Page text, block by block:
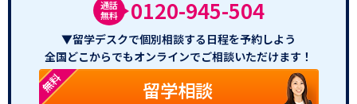
通話
無料
0120-945-504
▼留学デスクで個別相談する日程を予約しよう
全国どこからでもオンラインでご相談いただけます！
無料 留学相談